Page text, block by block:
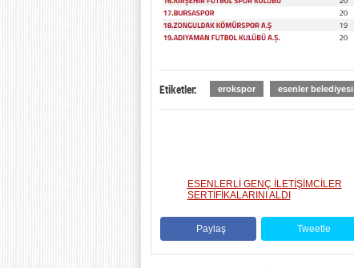
Etiketler: erokspor esenler belediyesi
ESENLERLİ GENÇ İLETİŞİMCİLER
SERTİFİKALARINI ALDI
Paylaş Tweetle